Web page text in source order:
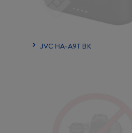
JVC HA-A9T BK